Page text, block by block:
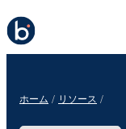
ホーム リソース